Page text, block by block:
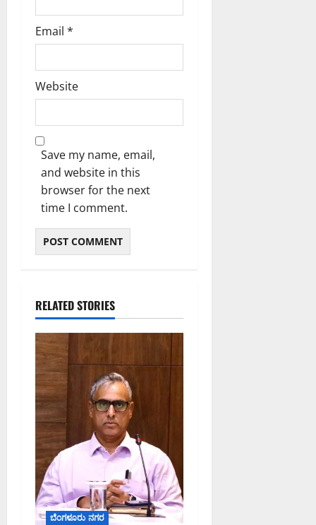
Email *
Website
Save my name, email,
and website in this
browser for the next
time I comment.
RELATED STORIES
ಬೆಂಗಳೂರು ನಗರ